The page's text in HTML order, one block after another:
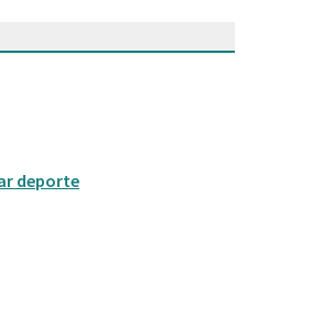
deporte